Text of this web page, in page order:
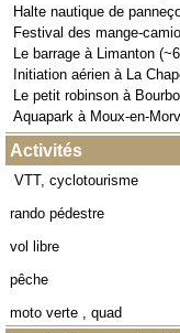
Halte nautique de
Festival des mange-
Le barrage à Limanton
Initiation aérien à La
Le petit robinson à
Aquapark à Moux-en-
Activités
VTT, cyclotourisme
rando pédestre
vol libre
pêche
moto verte , quad